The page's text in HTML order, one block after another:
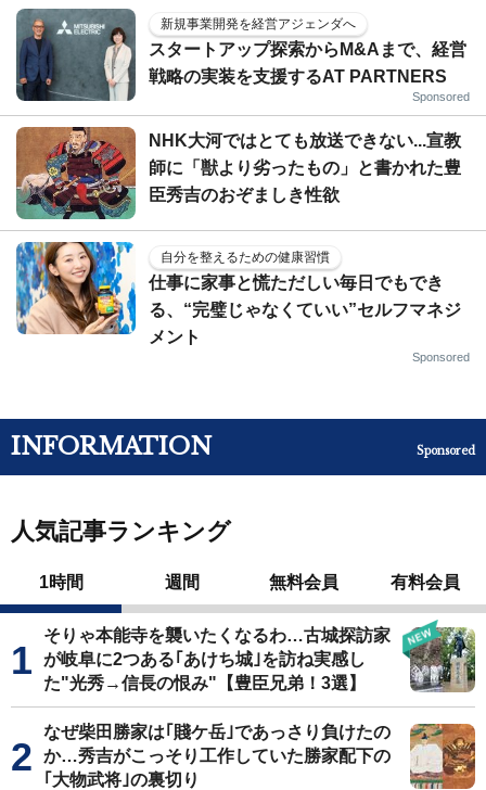
新規事業開発を経営アジェンダへ
スタートアップ探索からM&Aまで、経営
戦略の実装を支援するAT PARTNERS
Sponsored
NHK大河ではとても放送できない...宣教
師に「獣より劣ったもの」と書かれた豊
臣秀吉のおぞましき性欲
自分を整えるための健康習慣
仕事に家事と慌ただしい毎日でもでき
る、“完璧じゃなくていい”セルフマネジ
メント
Sponsored
INFORMATION Sponsored
人気記事ランキング
1時間 週間 無料会員 有料会員
そりゃ本能寺を襲いたくなるわ…古城探訪家
が岐阜に2つある｢あけち城｣を訪ね実感し
た"光秀→信長の恨み"【豊臣兄弟！3選】
なぜ柴田勝家は｢賤ケ岳｣であっさり負けたの
か…秀吉がこっそり工作していた勝家配下の
｢大物武将｣の裏切り